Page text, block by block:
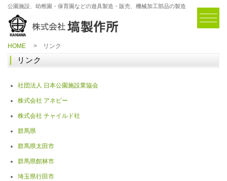
公園施設、幼稚園・保育園などの遊具製造・販売、機械加工部品の製造
HOME リンク
リンク
社団法人 日本公園施設業協会
株式会社 アネビー
株式会社 チャイルド社
群馬県
群馬県太田市
群馬県館林市
埼玉県行田市